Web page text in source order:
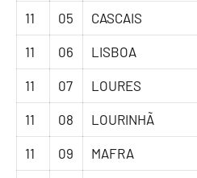
11 05 CASCAIS
11 06 LISBOA
11 07 LOURES
11 08 LOURINHÃ
11 09 MAFRA